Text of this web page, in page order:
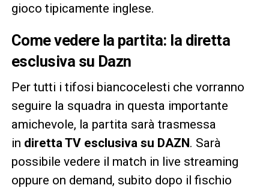
gioco tipicamente inglese.
Come vedere la partita: la diretta
esclusiva su Dazn
Per tutti i tifosi biancocelesti che vorranno
seguire la squadra in questa importante
amichevole, la partita sarà trasmessa
in diretta TV esclusiva su DAZN. Sarà
possibile vedere il match in live streaming
oppure on demand, subito dopo il fischio